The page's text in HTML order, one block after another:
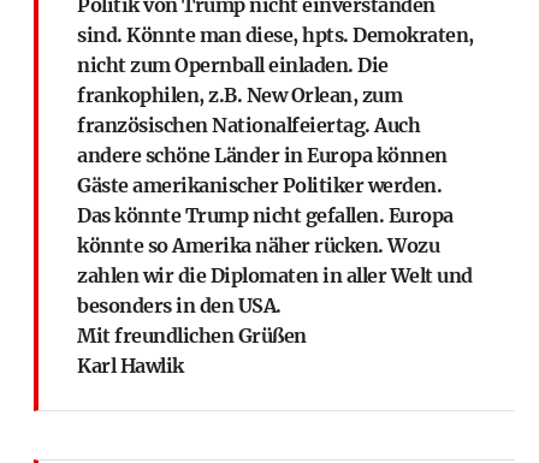
Politik von Trump nicht einverstanden
sind. Könnte man diese, hpts. Demokraten,
nicht zum Opernball einladen. Die
frankophilen, z.B. New Orlean, zum
französischen Nationalfeiertag. Auch
andere schöne Länder in Europa können
Gäste amerikanischer Politiker werden.
Das könnte Trump nicht gefallen. Europa
könnte so Amerika näher rücken. Wozu
zahlen wir die Diplomaten in aller Welt und
besonders in den USA.
Mit freundlichen Grüßen
Karl Hawlik